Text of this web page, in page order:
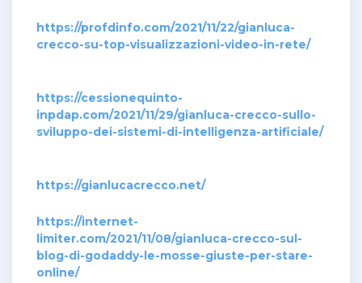
https://profdinfo.com/2021/11/22/gianluca-
crecco-su-top-visualizzazioni-video-in-rete/
https://cessionequinto-
inpdap.com/2021/11/29/gianluca-crecco-sullo-
sviluppo-dei-sistemi-di-intelligenza-artificiale/
https://gianlucacrecco.net/
https://internet-
limiter.com/2021/11/08/gianluca-crecco-sul-
blog-di-godaddy-le-mosse-giuste-per-stare-
online/